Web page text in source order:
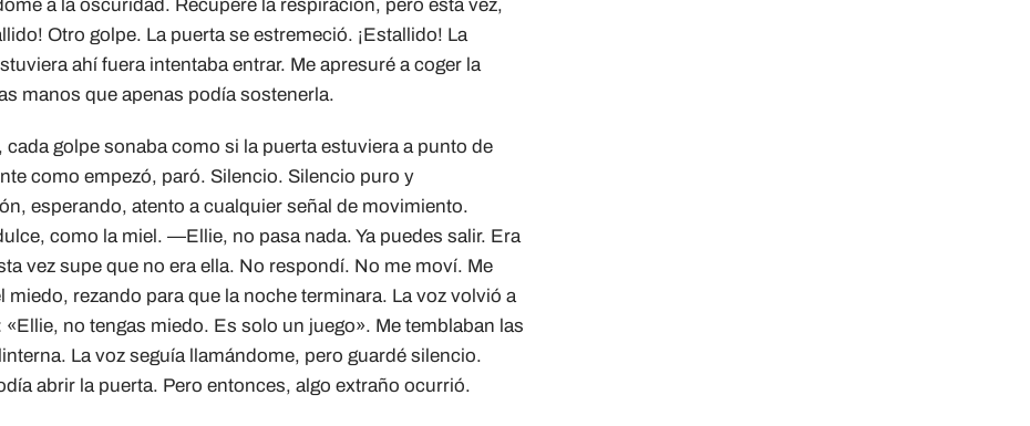
a la oscuridad. Recuperé la respiración, pero esta vez,
Otro golpe. La puerta se estremeció. ¡Estallido! La
ahí fuera intentaba entrar. Me apresuré a coger la
manos que apenas podía sostenerla.
golpe sonaba como si la puerta estuviera a punto de
como empezó, paró. Silencio. Silencio puro y
esperando, atento a cualquier señal de movimiento.
como la miel. —Ellie, no pasa nada. Ya puedes salir. Era
vez supe que no era ella. No respondí. No me moví. Me
miedo, rezando para que la noche terminara. La voz volvió a
no tengas miedo. Es solo un juego». Me temblaban las
La voz seguía llamándome, pero guardé silencio.
abrir la puerta. Pero entonces, algo extraño ocurrió.